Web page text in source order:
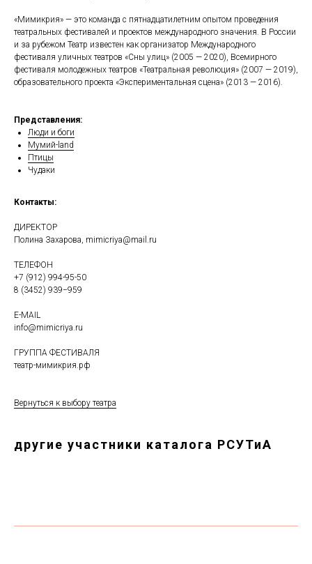
«Мимикрия» — это команда с пятнадцатилетним опытом проведения
театральных фестивалей и проектов международного значения. В России
и за рубежом Театр известен как организатор Международного
фестиваля уличных театров «Сны улиц» (2005 — 2020), Всемирного
фестиваля молодежных театров «Театральная революция» (2007 — 2019),
образовательного проекта «Экспериментальная сцена» (2013 — 2016).
Представления:
Люди и боги
Мумий-land
Птицы
Чудаки
Контакты:
ДИРЕКТОР
Полина Захарова, mimicriya@mail.ru
ТЕЛЕФОН
+7 (912) 994-95-50
8 (3452) 939−959
E-MAIL
info@mimicriya.ru
ГРУППА ФЕСТИВАЛЯ
театр-мимикрия.рф
Вернуться к выбору театра
другие участники каталога РСУТиА